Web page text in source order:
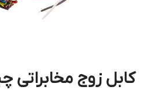
کابل زوج مخابراتی